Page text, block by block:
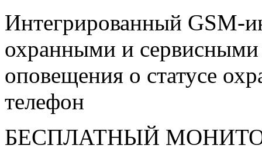
Интегрированный GSM-
охранными и
оповещения о статусе
телефон
БЕСПЛАТНЫЙ